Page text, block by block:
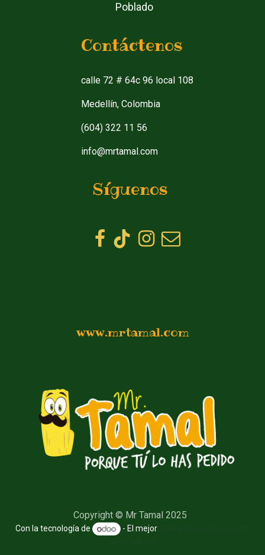
Poblado
Contáctenos
calle 72 # 64c 96 local 108
Medellín, Colombia
(604) 322 11 56
info@mrtamal.com
Síguenos
www.mrtamal.com
Copyright © Mr Tamal 2025
Con la tecnología de - El mejor